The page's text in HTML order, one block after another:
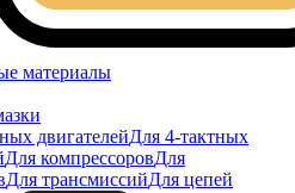
материалы
двигателейДля 4-тактных
Для компрессоровДля
Для трансмиссийДля цепей